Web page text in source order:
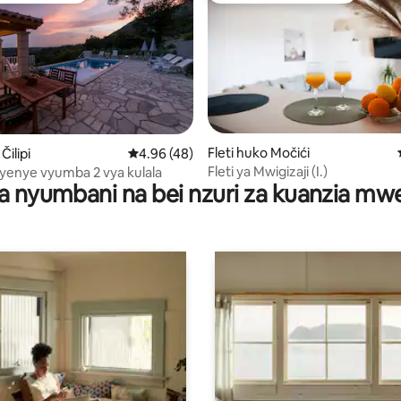
kati ya 5, tathmini 131Ukadiriaji wa wastani wa 4.96 kati ya 5,
4.96 (48)
vyumba 2 vya kulala
Fleti huko Močići
Fleti ya Mwigizaji (I.)
nyumbani na bei nzuri za kuanzia